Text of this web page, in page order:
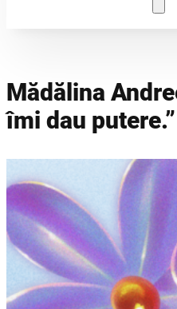
Mădălina
îmi dau putere.”